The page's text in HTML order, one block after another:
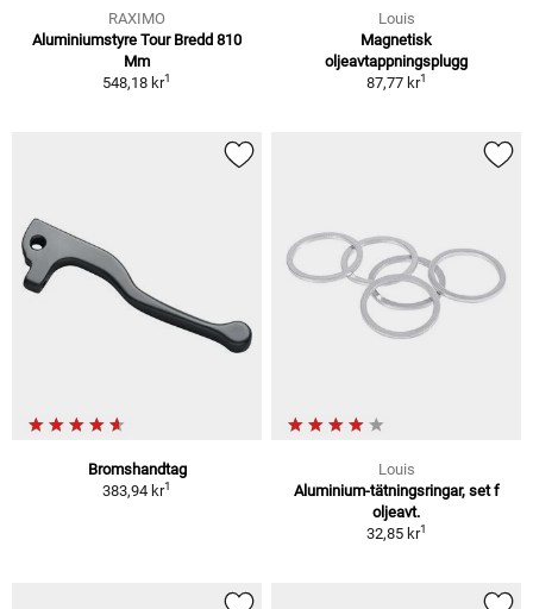
RAXIMO
Aluminiumstyre Tour Bredd 810
Mm
548,18 kr1
Louis
Magnetisk
oljeavtappningsplugg
87,77 kr1
Bromshandtag
383,94 kr1
Louis
Aluminium-tätningsringar, set f
oljeavt.
32,85 kr1